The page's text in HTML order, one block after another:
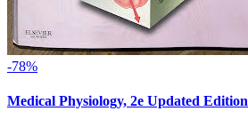
-78%
Medical Physiology, 2e Updated Edition